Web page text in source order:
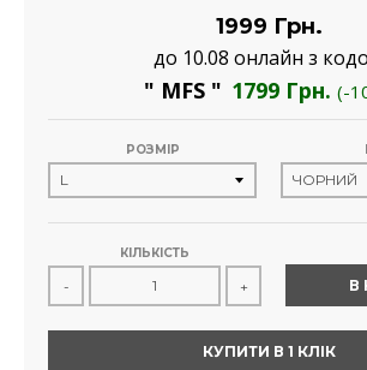
1999 Грн.
до 10.08 онлайн з
" MFS " 1799 Грн. (-
РОЗМІР
КІЛЬКІСТЬ
- + В
КУПИТИ В 1 КЛІК